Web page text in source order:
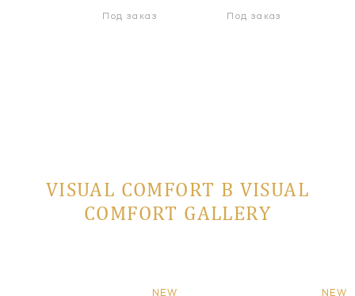
Под заказ Под заказ
VISUAL COMFORT В VISUAL
COMFORT GALLERY
NEW NEW